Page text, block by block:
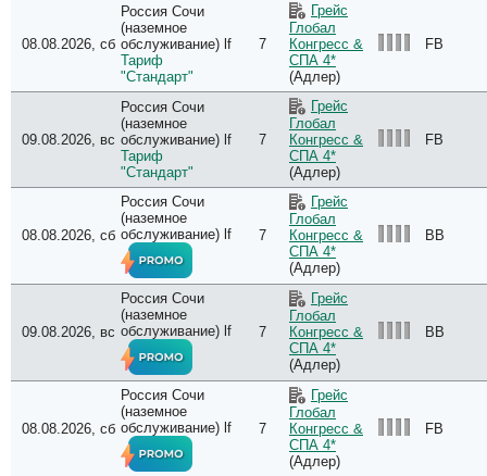
08.08.2026, сб
Россия Сочи
(наземное
обслуживание) lf
Тариф
"Стандарт"
7
Грейс
Глобал
Конгресс &
СПА 4*
(Адлер)
FB
09.08.2026, вс
Россия Сочи
(наземное
обслуживание) lf
Тариф
"Стандарт"
7
Грейс
Глобал
Конгресс &
СПА 4*
(Адлер)
FB
08.08.2026, сб
Россия Сочи
(наземное
обслуживание) lf
7
Грейс
Глобал
Конгресс &
СПА 4*
(Адлер)
BB
09.08.2026, вс
Россия Сочи
(наземное
обслуживание) lf
7
Грейс
Глобал
Конгресс &
СПА 4*
(Адлер)
BB
08.08.2026, сб
Россия Сочи
(наземное
обслуживание) lf
7
Грейс
Глобал
Конгресс &
СПА 4*
(Адлер)
FB